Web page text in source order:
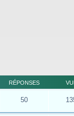
RÉPONSES
50